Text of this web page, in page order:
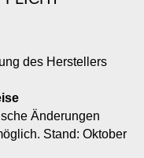
des Herstellers
Änderungen
Stand: Oktober